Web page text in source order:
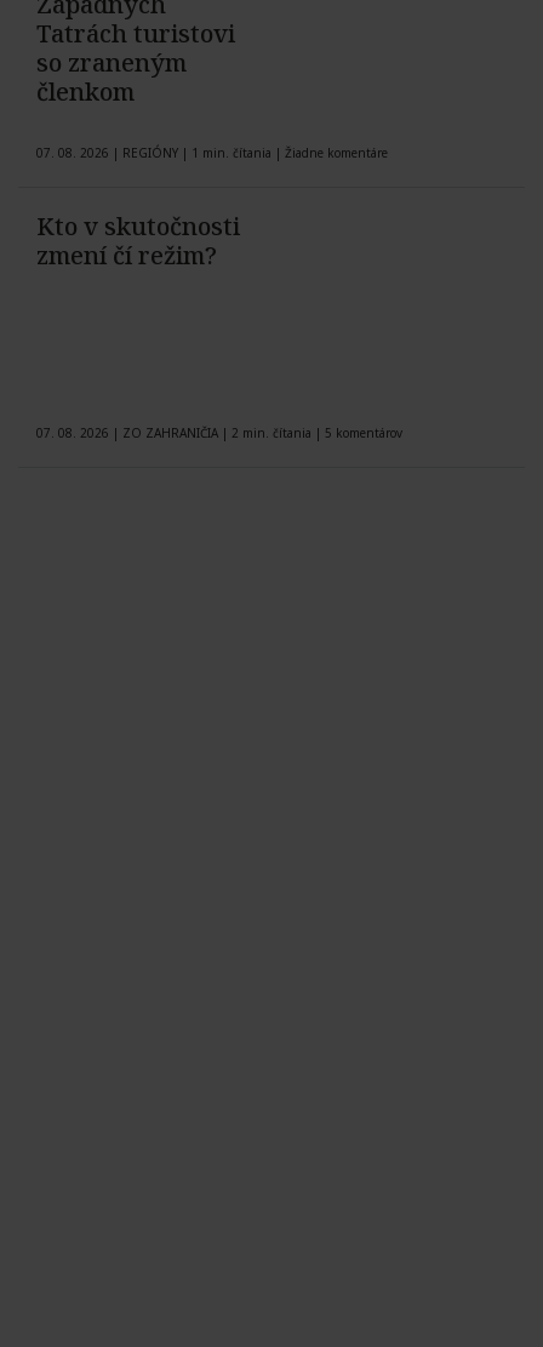
Tatrách turistovi
so zraneným
členkom
07. 08. 2026 | REGIÓNY | 1 min. čítania | Žiadne komentáre
Kto v skutočnosti
zmení čí režim?
07. 08. 2026 | ZO ZAHRANIČIA | 2 min. čítania | 5 komentárov